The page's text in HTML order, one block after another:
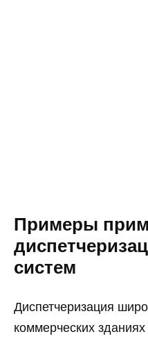
Примеры
систем
Диспетчеризация
коммерческих